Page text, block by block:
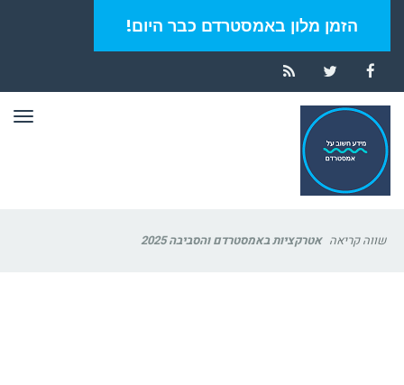
הזמן מלון באמסטרדם כבר היום!
Facebook
Twitter
RSS
שווה קריאה אטרקציות באמסטרדם והסביבה 2025